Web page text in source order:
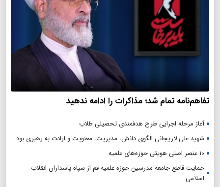
تفاهم‌نامه تمام شد؛ مذاکرات را ادامه ندهید
آغاز مرحله اجرایی طرح هدفمندی تحصیلی طلاب
شهید علی لاریجانی الگوی دانش، مدیریت، معنویت و ارادت به رهبری بود
۱۰ عنصر اصلی هویتی حوزه‌های علمیه
حمایت قاطع جامعه مدرسین حوزه علمیه قم از سپاه پاسداران انقلاب
اسلامی